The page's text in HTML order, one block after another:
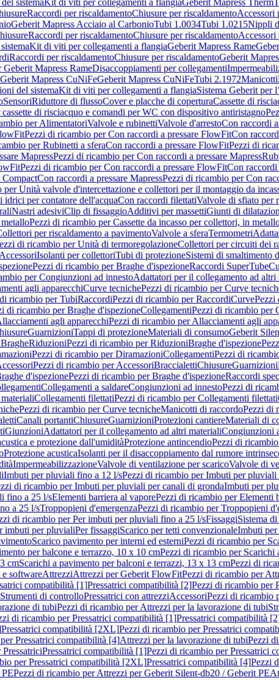
sistemaKit di viti per collegamenti a flangiaGeberit Mapress Therm
Raccordi per riscaldamentoChiusure per riscaldamentoAccessori
Geberit Mapress Acciaio al CarbonioTubi 1.0034Tubi 1.0215Nippli
Raccordi per riscaldamentoChiusure per riscaldamentoAccessori
Kit di viti per collegamenti a flangiaGeberit Mapress Rame
Raccordi per riscaldamentoChiusure per riscaldamentoGeberit
Geberit Mapress RameDisaccoppiamenti per collegamenti
Geberit Mapress CuNiFeGeberit Mapress CuNiFeTubi 2.1972Manicotti
del sistemaKit di viti per collegamenti a flangiaSistema Geberit per
SensoriRiduttore di flussoCover e placche di coperturaCassette di
cassette di risciacquo e comandi per WC con dispositivo antiristagno
per AlimentatoriValvole e rubinettiValvole d'arrestoCon raccordi
Pezzi di ricambio per Con raccordi a pressare FlowFitCon
per Rubinetti a sferaCon raccordi a pressare FlowFitPezzi di
MapressPezzi di ricambio per Con raccordi a pressare Mapress
Pezzi di ricambio per Con raccordi a pressare FlowFitCon raccordi
Con raccordi a pressare MapressPezzi di ricambio per Con
per Unità valvole d'intercettazione e collettori per il montaggio da
idrici per contatore dell'acquaCon raccordi filettatiValvole di sfiato per
Nastri adesiviClip di fissaggioAdditivi per massettiGiunti di
Pezzi di ricambio per Cassette da incasso per collettori, in
per riscaldamento a pavimentoValvole a sferaTermometri
di ricambio per Unità di termoregolazioneCollettori per circuiti dei
AccessoriIsolanti per collettoriTubi di protezioneSistemi di smaltimento
Pezzi di ricambio per Braghe d'ispezioneRaccordi SuperTube
per Congiunzioni ad innestoAdattatori per il collegamento ad altri
agli apparecchiCurve tecnichePezzi di ricambio per Curve
ricambio per TubiRaccordiPezzi di ricambio per RaccordiCurvePezzi
di ricambio per Braghe d'ispezioneCollegamentiPezzi di ricambio per
agli apparecchiPezzi di ricambio per Allacciamenti agli
GuarnizioniTappi di protezioneMateriali di consumoGeberit
RiduzioniPezzi di ricambio per RiduzioniBraghe d'ispezione
Pezzi di ricambio per DiramazioniCollegamentiPezzi di
Pezzi di ricambio per AccessoriBraccialettiChiusureGuarnizioni
d'ispezionePezzi di ricambio per Braghe d'ispezioneRaccordi
Collegamenti a saldareCongiunzioni ad innestoPezzi di
Collegamenti filettatiPezzi di ricambio per Collegamenti filettati
Pezzi di ricambio per Curve tecnicheManicotti di raccordoPezzi di
Canali portantiChiusureGuarnizioniProtezioni cantiereMateriali di
GiunzioniAdattatori per il collegamento ad altri materialiCongiunzioni
e protezione dall'umiditàProtezione antincendioPezzi di
Protezione acusticaIsolanti per il disaccoppiamento dal rumore
ImpermeabilizzazioneValvole di ventilazione per scaricoValvole di
Imbuti per pluviali fino a 12 l/sPezzi di ricambio per Imbuti per pluviali
di ricambio per Imbuti per pluviali per canali di grondaImbuti per
fino a 25 l/sElementi barriera al vaporePezzi di ricambio per Elementi
a 25 l/sTroppopieni d'emergenzaPezzi di ricambio per Troppopieni
di ricambio per Per imbuti per pluviali fino a 25 l/sFissaggiSistema
imbuti per pluvialiPer fissaggiScarico per tetti convenzionaleImbuti
Scarico pavimento per interni ed esterniPezzi di ricambio per
per balcone e terrazzo, 10 x 10 cmPezzi di ricambio per Scarichi
cmScarichi a pavimento per balconi e terrazzi, 13 x 13 cmPezzi di
softwareAttrezziAttrezzi per Geberit FlowFitPezzi di ricambio per
compatibilità [1]Pressatrici compatibilità [2]Pezzi di ricambio per
Strumenti di controlloPressatrici con attrezziAccessoriPezzi di ricambio
di tubiPezzi di ricambio per Attrezzi per la lavorazione di tubi
di ricambio per Pressatrici compatibilità [1]Pressatrici compatibilità
Pressatrici compatibilità [2XL]Pezzi di ricambio per Pressatrici
Pressatrici compatibilità [4]Attrezzi per la lavorazione di tubiPezzi
Pressatrici compatibilità [1]Pezzi di ricambio per Pressatrici
per Pressatrici compatibilità [2XL]Pressatrici compatibilità [4]Pezzi
Pezzi di ricambio per Attrezzi per Geberit Silent-db20 / Geberit PE